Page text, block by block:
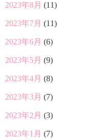
2023年8月 (11)
2023年7月 (11)
2023年6月 (6)
2023年5月 (9)
2023年4月 (8)
2023年3月 (7)
2023年2月 (3)
2023年1月 (7)